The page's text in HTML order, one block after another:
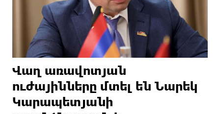
Վաղ առավոտյան
ուժայինները մտել են Նարեկ
Կարապետյանի